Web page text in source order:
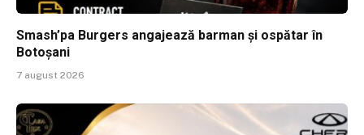
Smash’pa Burgers angajează barman și ospătar în
Botoșani
7 august 2026